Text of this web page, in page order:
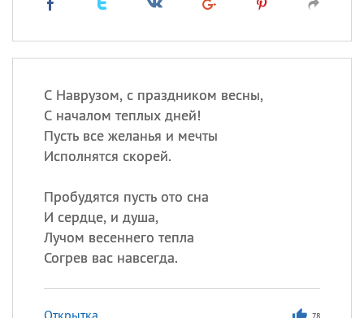
С Наврузом, с праздником весны,
С началом теплых дней!
Пусть все желанья и мечты
Исполнятся скорей.
Пробудятся пусть ото сна
И сердце, и душа,
Лучом весеннего тепла
Согрев вас навсегда.
Открытка